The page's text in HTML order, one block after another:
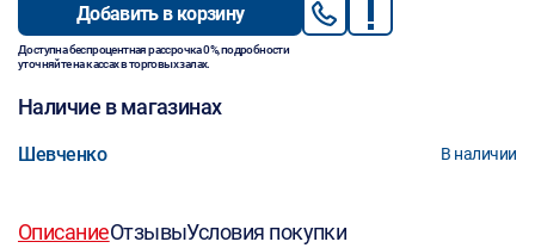
Добавить в корзину
Доступна беспроцентная рассрочка 0%, подробности
уточняйте на кассах в торговых залах.
Наличие в магазинах
Шевченко В наличии
ОписаниеОтзывыУсловия покупки